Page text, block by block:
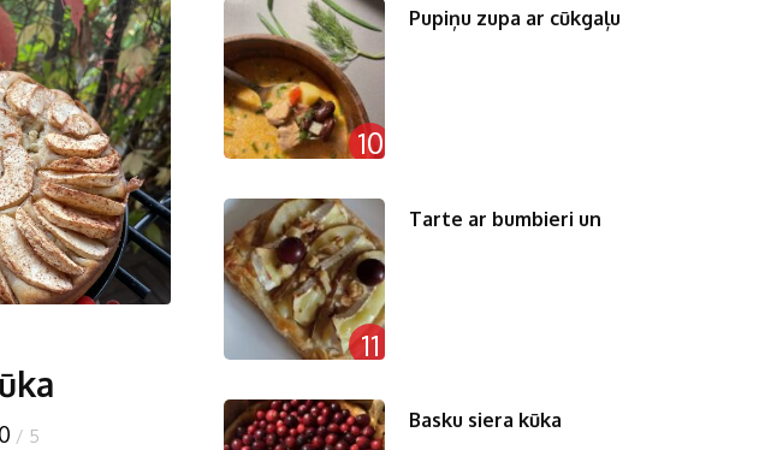
0 / 5
10
Pupiņu zupa ar cūkgaļu
11
Tarte ar bumbieri un
Basku siera kūka